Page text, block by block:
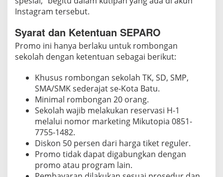
M
u
t
o
i
a
k
C
a
r
Instagram tersebut.
Syarat dan Ketentuan SEPARO
Promo ini hanya berlaku untuk rombongan
sekolah dengan ketentuan sebagai berikut:
Khusus rombongan sekolah TK, SD, SMP,
SMA/SMK sederajat se-Kota Batu.
Minimal rombongan 20 orang.
Sekolah wajib melakukan reservasi H-1
melalui nomor marketing Mikutopia 0851-
7755-1482.
Diskon 50 persen dari harga tiket reguler.
Promo tidak dapat digabungkan dengan
promo atau program lain.